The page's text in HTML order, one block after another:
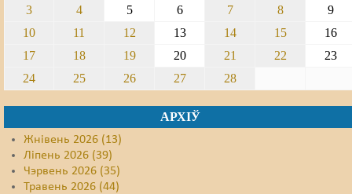
3
4 5 6 7 8
9
10
11 12 13 14 15
16
17
18 19 20 21 22
23
24
25 26 27 28
АРХІЎ
Жнівень 2026 (13)
Ліпень 2026 (39)
Чэрвень 2026 (35)
Травень 2026 (44)